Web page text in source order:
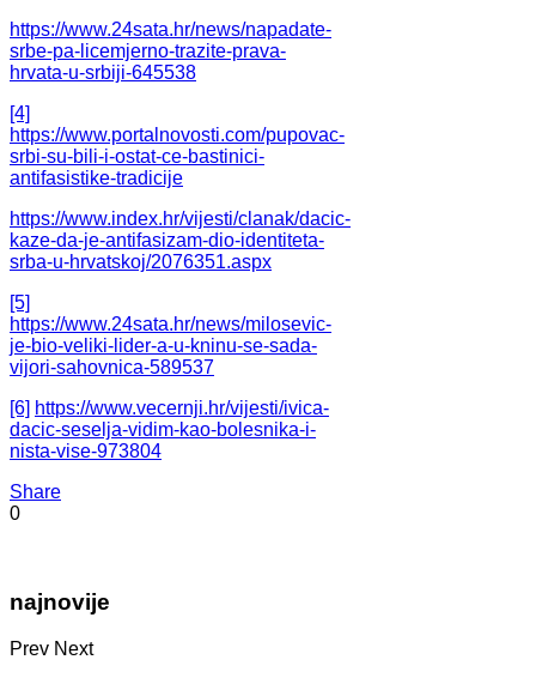
https://www.24sata.hr/news/napadate-
srbe-pa-licemjerno-trazite-prava-
hrvata-u-srbiji-645538
[4]
https://www.portalnovosti.com/pupovac-
srbi-su-bili-i-ostat-ce-bastinici-
antifasistike-tradicije
https://www.index.hr/vijesti/clanak/dacic-
kaze-da-je-antifasizam-dio-identiteta-
srba-u-hrvatskoj/2076351.aspx
[5]
https://www.24sata.hr/news/milosevic-
je-bio-veliki-lider-a-u-kninu-se-sada-
vijori-sahovnica-589537
[6] https://www.vecernji.hr/vijesti/ivica-
dacic-seselja-vidim-kao-bolesnika-i-
nista-vise-973804
Share
0
najnovije
Prev Next